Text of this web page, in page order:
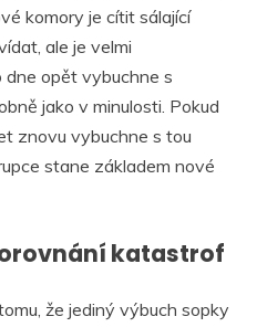
komory je cítit sálající
ale je velmi
dne opět vybuchne s
jako v minulosti. Pokud
znovu vybuchne s tou
stane základem nové
katastrof
že jediný výbuch sopky